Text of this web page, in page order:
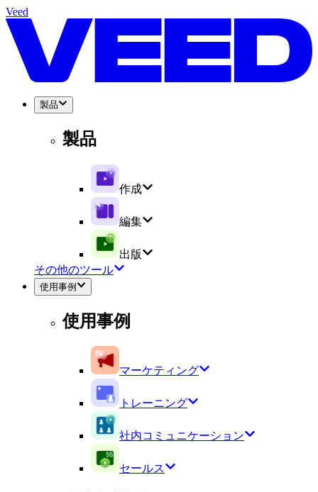
Veed
製品
製品
作成
編集
出版
その他のツール
使用事例
使用事例
マーケティング
トレーニング
社内コミュニケーション
セールス